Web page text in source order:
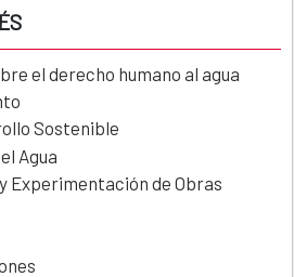
el derecho humano al agua
Sostenible
Agua
Experimentación de Obras